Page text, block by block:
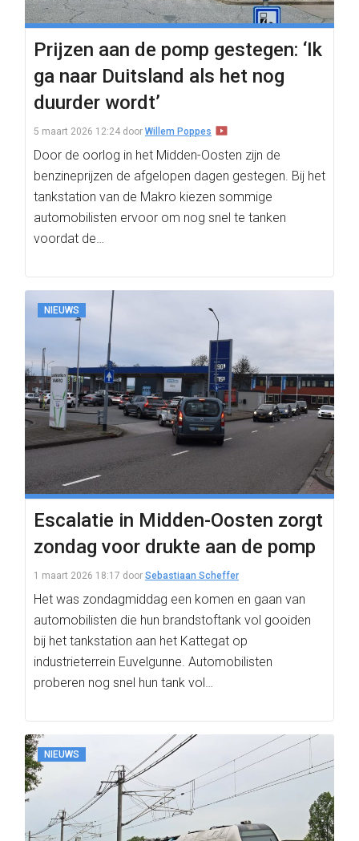
Prijzen aan de pomp gestegen: ‘Ik
ga naar Duitsland als het nog
duurder wordt’
5 maart 2026 12:24 door Willem Poppes
Door de oorlog in het Midden-Oosten zijn de
benzineprijzen de afgelopen dagen gestegen. Bij het
tankstation van de Makro kiezen sommige
automobilisten ervoor om nog snel te tanken
voordat de…
NIEUWS
Escalatie in Midden-Oosten zorgt
zondag voor drukte aan de pomp
1 maart 2026 18:17 door Sebastiaan Scheffer
Het was zondagmiddag een komen en gaan van
automobilisten die hun brandstoftank vol gooiden
bij het tankstation aan het Kattegat op
industrieterrein Euvelgunne. Automobilisten
proberen nog snel hun tank vol…
NIEUWS